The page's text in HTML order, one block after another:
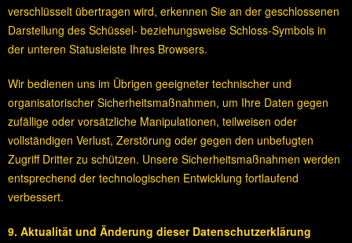
verschlüsselt übertragen wird, erkennen Sie an der geschlossenen
Darstellung des Schüssel- beziehungsweise Schloss-Symbols in
der unteren Statusleiste Ihres Browsers.
Wir bedienen uns im Übrigen geeigneter technischer und
organisatorischer Sicherheitsmaßnahmen, um Ihre Daten gegen
zufällige oder vorsätzliche Manipulationen, teilweisen oder
vollständigen Verlust, Zerstörung oder gegen den unbefugten
Zugriff Dritter zu schützen. Unsere Sicherheitsmaßnahmen werden
entsprechend der technologischen Entwicklung fortlaufend
verbessert.
9. Aktualität und Änderung dieser Datenschutzerklärung